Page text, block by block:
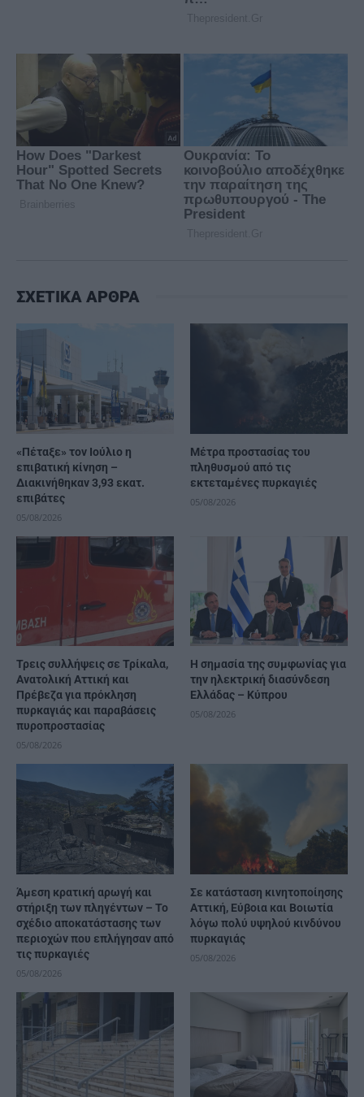
ΣΧΕΤΙΚΑ ΑΡΘΡΑ
«Πέταξε» τον Ιούλιο η
επιβατική κίνηση –
Διακινήθηκαν 3,93 εκατ.
επιβάτες
05/08/2026
Μέτρα προστασίας του
πληθυσμού από τις
εκτεταμένες πυρκαγιές
05/08/2026
Τρεις συλλήψεις σε Τρίκαλα,
Ανατολική Αττική και
Πρέβεζα για πρόκληση
πυρκαγιάς και παραβάσεις
πυροπροστασίας
05/08/2026
H σημασία της συμφωνίας για
την ηλεκτρική διασύνδεση
Ελλάδας – Κύπρου
05/08/2026
Άμεση κρατική αρωγή και
στήριξη των πληγέντων – Το
σχέδιο αποκατάστασης των
περιοχών που επλήγησαν από
τις πυρκαγιές
05/08/2026
Σε κατάσταση κινητοποίησης
Αττική, Εύβοια και Βοιωτία
λόγω πολύ υψηλού κινδύνου
πυρκαγιάς
05/08/2026